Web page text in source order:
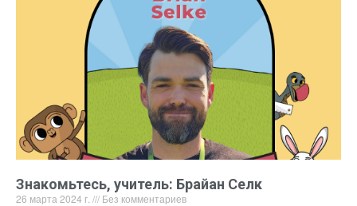
Знакомьтесь, учитель: Брайан Селк
26 марта 2024 г. Без комментариев